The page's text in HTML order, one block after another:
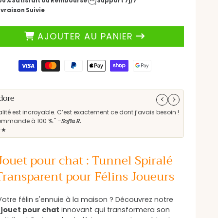
TunelPlay
de
pour
chat
interactif
TunelPlay
Suivie
AJOUTER AU PANIER
est incroyable. C’est exactement ce dont j’avais besoin !
à 100 %." –Sofia R.
pour chat : Tunnel Spiralé
pour Félins Joueurs
félin s'ennuie à la maison ? Découvrez notre
jouet pour chat innovant qui transformera son